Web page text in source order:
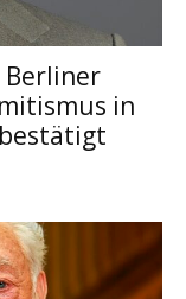
Berliner
in